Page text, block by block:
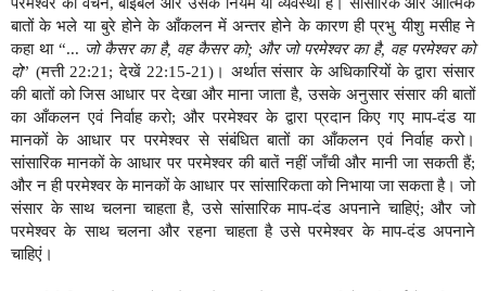
परमेश्वर का वचन, बाइबल और उसके नियम या व्यवस्था है। सांसारिक और आत्मिक
बातों के भले या बुरे होने के आँकलन में अन्तर होने के कारण ही प्रभु यीशु मसीह ने
कहा था “... जो कैसर का है, वह कैसर को; और जो परमेश्वर का है, वह परमेश्वर को
दो” (मत्ती 22:21; देखें 22:15-21)। अर्थात संसार के अधिकारियों के द्वारा संसार
की बातों को जिस आधार पर देखा और माना जाता है, उसके अनुसार संसार की बातों
का आँकलन एवं निर्वाह करो; और परमेश्वर के द्वारा प्रदान किए गए माप-दंड या
मानकों के आधार पर परमेश्वर से संबंधित बातों का आँकलन एवं निर्वाह करो।
सांसारिक मानकों के आधार पर परमेश्वर की बातें नहीं जाँची और मानी जा सकती हैं;
और न ही परमेश्वर के मानकों के आधार पर सांसारिकता को निभाया जा सकता है। जो
संसार के साथ चलना चाहता है, उसे सांसारिक माप-दंड अपनाने चाहिएं; और जो
परमेश्वर के साथ चलना और रहना चाहता है उसे परमेश्वर के माप-दंड अपनाने
चाहिएं।